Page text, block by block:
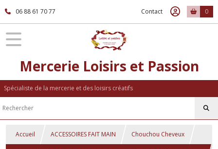
06 88 61 70 77 Contact 0
Mercerie Loisirs et Passion
Spécialiste de la mercerie et des loisirs créatifs
Accueil ACCESSOIRES FAIT MAIN Chouchou Cheveux